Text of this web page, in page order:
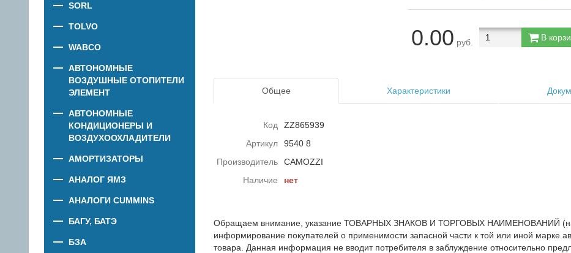
SORL
TOLVO
WABCO
АВТОНОМНЫЕ
ВОЗДУШНЫЕ ОТОПИТЕЛИ
ЭЛЕМЕНТ
АВТОНОМНЫЕ
КОНДИЦИОНЕРЫ И
ВОЗДУХООХЛАДИТЕЛИ
АМОРТИЗАТОРЫ
АНАЛОГ ЯМЗ
АНАЛОГИ CUMMINS
БАГУ, БАТЭ
БЗА
0.00 руб. В
Общее Характеристики
Код
ZZ865939
Артикул
9540 8
Производитель
CAMOZZI
Наличие
нет
Обращаем внимание, указание ТОВАРНЫХ ЗНАКОВ И ТОРГОВЫХ НАИМЕНОВАНИЙ
информирование покупателей о применимости запасной части к той или иной марке
товара. Данная информация не вводит потребителя в заблуждение относительно